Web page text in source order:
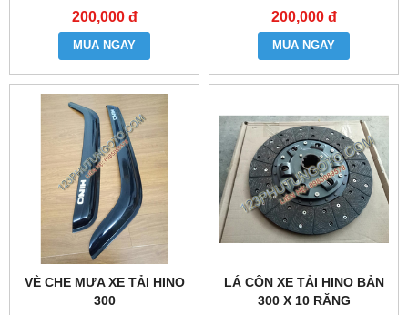
200,000 đ
MUA NGAY
200,000 đ
MUA NGAY
VÈ CHE MƯA XE TẢI HINO
300
LÁ CÔN XE TẢI HINO BẢN
300 X 10 RĂNG